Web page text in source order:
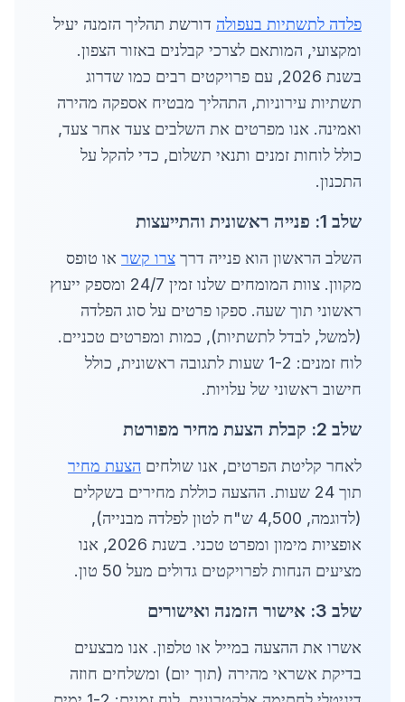
פלדה לתשתיות בעפולה דורשת תהליך הזמנה יעיל
ומקצועי, המותאם לצרכי קבלנים באזור הצפון.
בשנת 2026, עם פרויקטים רבים כמו שדרוג
תשתיות עירוניות, התהליך מבטיח אספקה מהירה
ואמינה. אנו מפרטים את השלבים צעד אחר צעד,
כולל לוחות זמנים ותנאי תשלום, כדי להקל על
התכנון.
שלב 1: פנייה ראשונית והתייעצות
השלב הראשון הוא פנייה דרך צרו קשר או טופס
מקוון. צוות המומחים שלנו זמין 24/7 ומספק ייעוץ
ראשוני תוך שעה. ספקו פרטים על סוג הפלדה
(למשל, לבדל לתשתיות), כמות ומפרטים טכניים.
לוח זמנים: 1-2 שעות לתגובה ראשונית, כולל
חישוב ראשוני של עלויות.
שלב 2: קבלת הצעת מחיר מפורטת
לאחר קליטת הפרטים, אנו שולחים הצעת מחיר
תוך 24 שעות. ההצעה כוללת מחירים בשקלים
(לדוגמה, 4,500 ש"ח לטון לפלדה מבנייה),
אופציות מימון ומפרט טכני. בשנת 2026, אנו
מציעים הנחות לפרויקטים גדולים מעל 50 טון.
שלב 3: אישור הזמנה ואישורים
אשרו את ההצעה במייל או טלפון. אנו מבצעים
בדיקת אשראי מהירה (תוך יום) ומשלחים חוזה